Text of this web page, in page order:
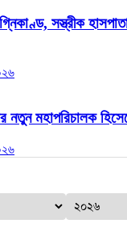
সস্ত্রীক
নতুন মহাপরিচালক